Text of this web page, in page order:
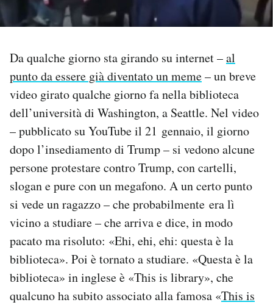
PODCAST
NEWSLETTER
I MIEI PREFERITI
SHOP
CALENDARIO
AREA PERSONALE
Newsletter
Notifiche mobile
Regala il Post
Da qualche giorno sta girando su internet –al
punto da essere già diventato un meme– un breve
video girato qualche giorno fa nella biblioteca
dell’università di Washington, a Seattle. Nel video
– pubblicato su YouTube il 21 gennaio, il giorno
dopo l’insediamento di Trump – si vedono alcune
persone protestare contro Trump, con cartelli,
slogan e pure con un megafono. A un certo punto
si vede un ragazzo – che probabilmente era lì
vicino a studiare – che arriva e dice, in modo
pacato ma risoluto: «Ehi, ehi, ehi: questa è la
biblioteca». Poi è tornato a studiare. «Questa è la
biblioteca» in inglese è «This is library», che
qualcuno ha subito associato alla famosa «This is